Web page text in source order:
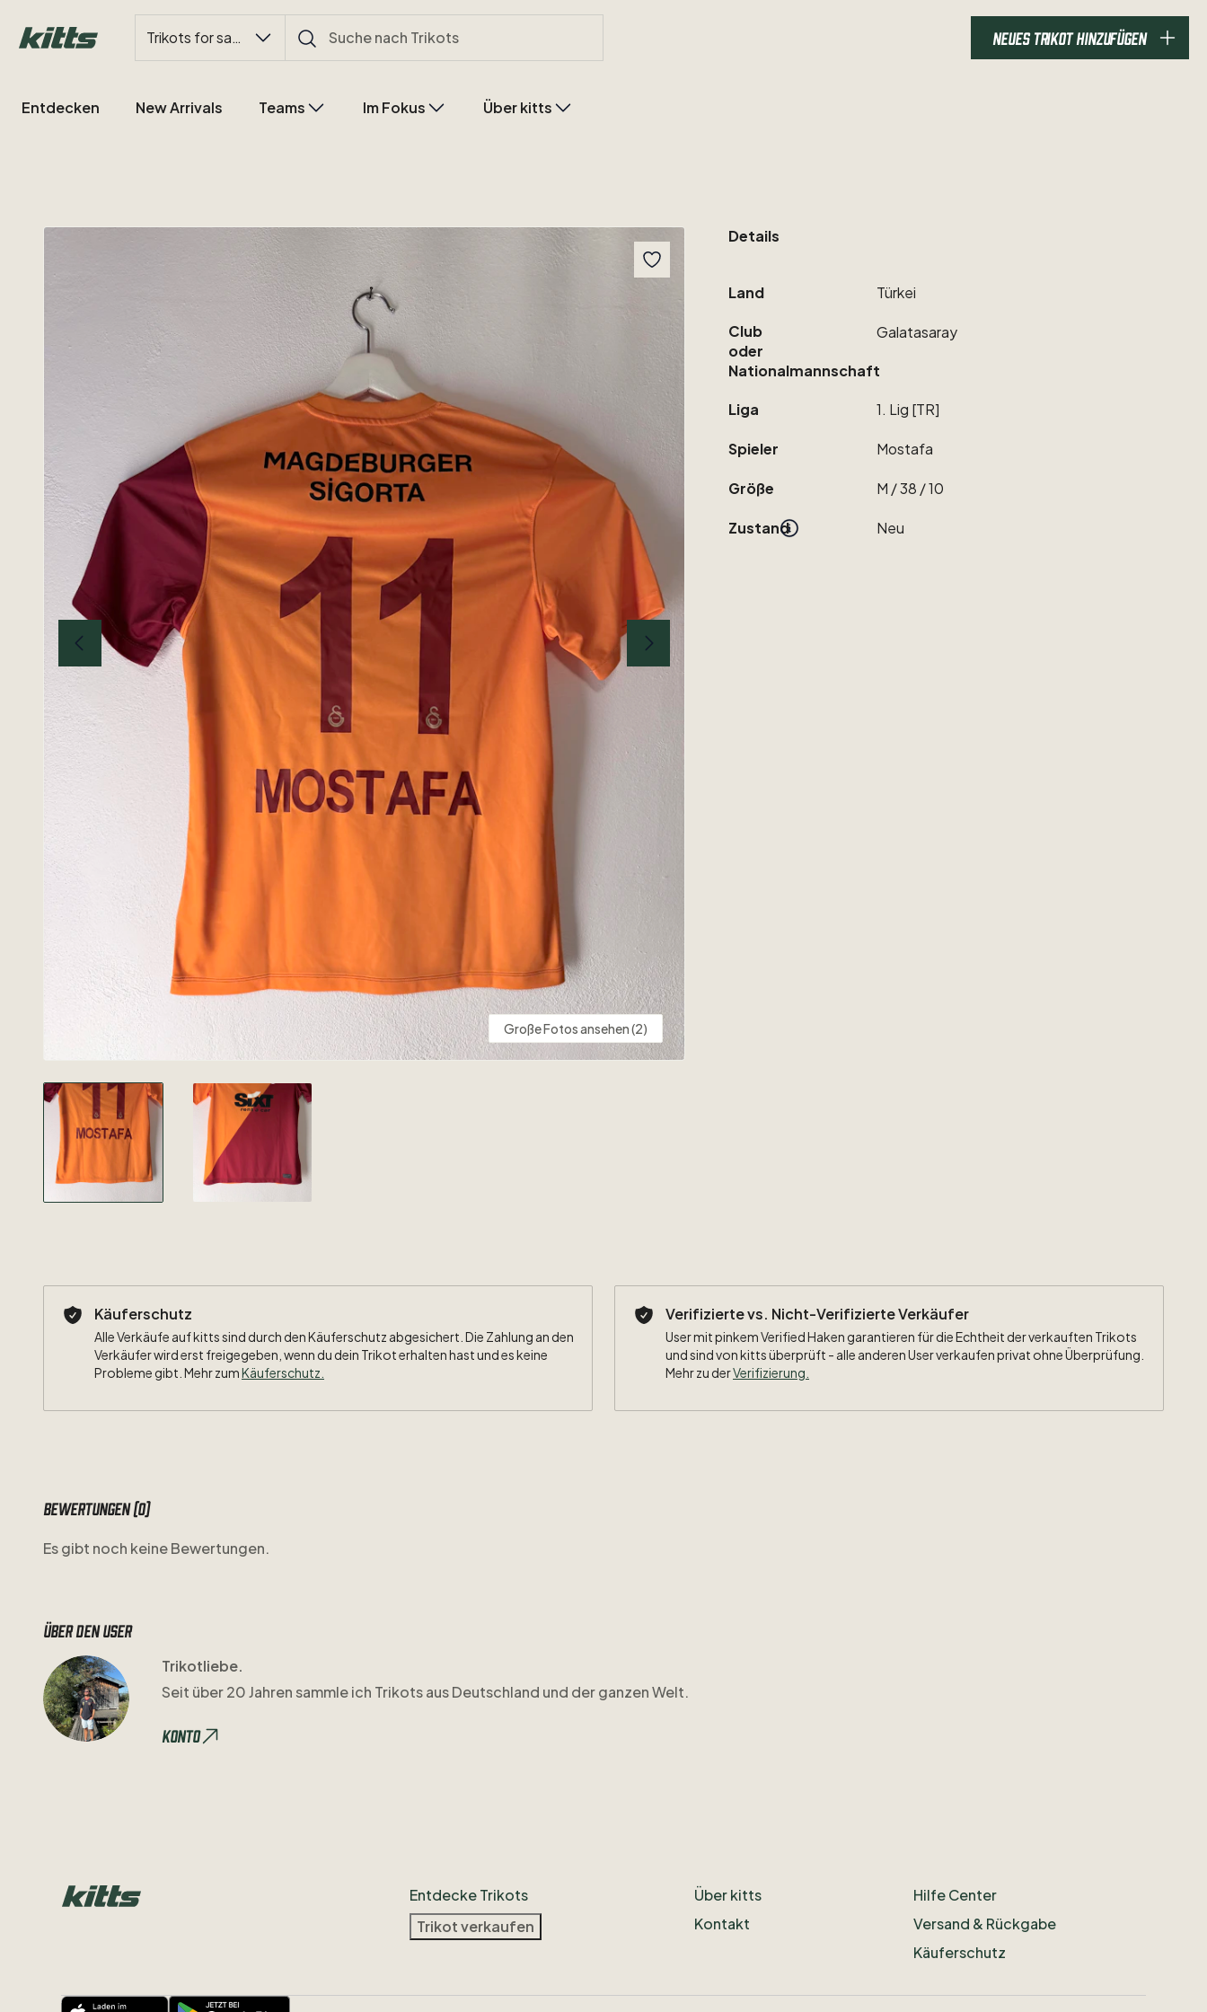
Trikots for sale NEUES TRIKOT HINZUFÜGEN
Entdecken New Arrivals Teams Im Fokus Über kitts
Große Fotos ansehen (2)
Details
Land Türkei
Club
oder
Nationalmannschaft
Galatasaray
Liga 1. Lig [TR]
Spieler Mostafa
Größe M ​/​38 ​/​10
Zustand Neu
Käuferschutz
Alle Verkäufe auf kitts sind durch den Käuferschutz abgesichert. Die Zahlung an den
Verkäufer wird erst freigegeben, wenn du dein Trikot erhalten hast und es keine
Probleme gibt. Mehr zumKäuferschutz
Verifizierte vs. Nicht-Verifizierte Verkäufer
User mit pinkem Verified Haken garantieren für die Echtheit der verkauften Trikots
und sind von kitts überprüft - alle anderen User verkaufen privat ohne Überprüfung.
Mehr zu derVerifizierung.
Bewertungen (0)
Es gibt noch keine Bewertungen.
Über den user
Trikotliebe.
Seit über20Jahrensammleich TrikotsausDeutschland und derganzenWelt.
Konto
Entdecke Trikots
Trikot verkaufen
Über kitts
Kontakt
Hilfe Center
Versand & Rückgabe
Käuferschutz